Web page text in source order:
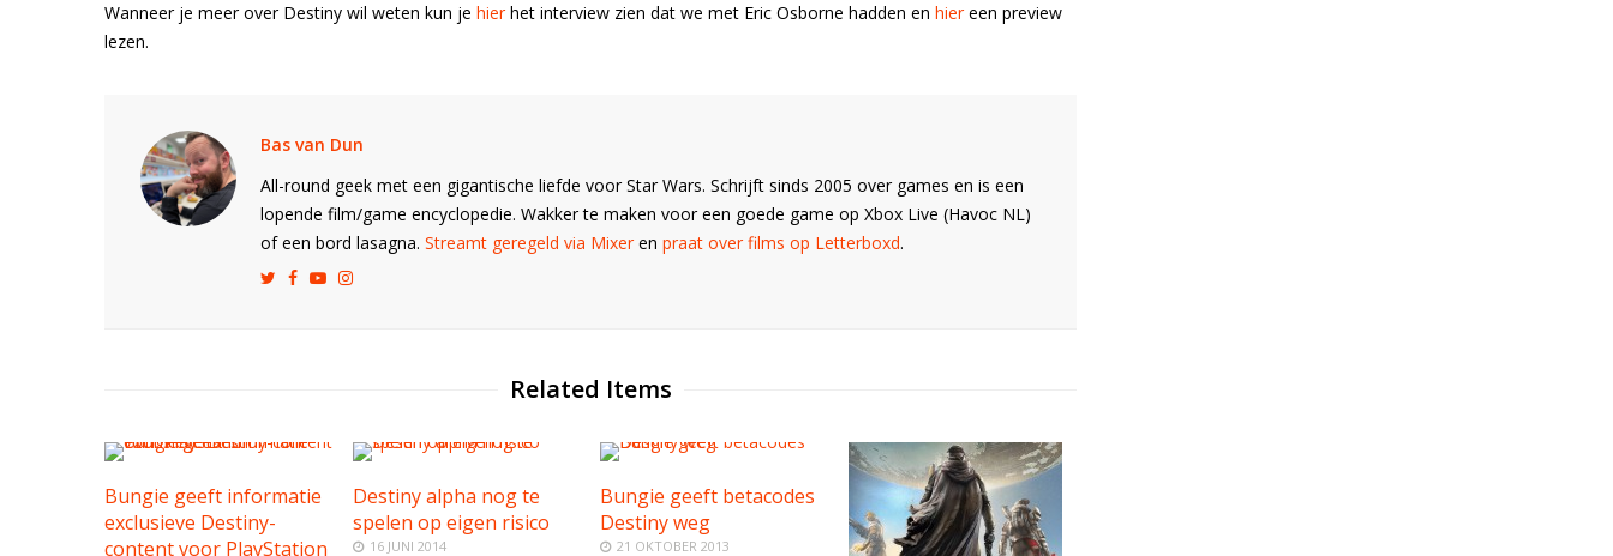
Wanneer je meer over Destiny wil weten kun je hierhet interview zien dat we met Eric Osborne hadden en hiereen preview
lezen.
Bas van Dun
All-round geek met een gigantische liefde voor Star Wars. Schrijft sinds 2005 over games en is een
lopende film/game encyclopedie. Wakker te maken voor een goede game op Xbox Live (Havoc NL)
of een bord lasagna. Streamt geregeld via Mixeren praat over films op Letterboxd.
Related Items
Bungie geeft informatie
exclusieve Destiny-
content voor PlayStation
Destiny alpha nog te
spelen op eigen risico
16 JUNI 2014
Bungie geeft betacodes
Destiny weg
21 OKTOBER 2013